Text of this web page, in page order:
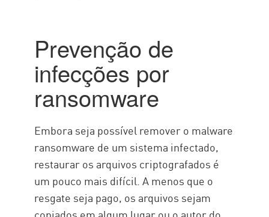
Prevenção de
infecções por
ransomware
Embora seja possível remover o malware
ransomware de um sistema infectado,
restaurar os arquivos criptografados é
um pouco mais difícil. A menos que o
resgate seja pago, os arquivos sejam